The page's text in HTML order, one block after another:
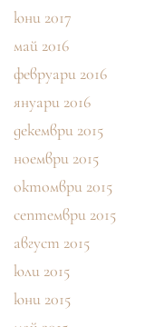
юни 2017
май 2016
февруари 2016
януари 2016
декември 2015
ноември 2015
октомври 2015
септември 2015
август 2015
юли 2015
юни 2015